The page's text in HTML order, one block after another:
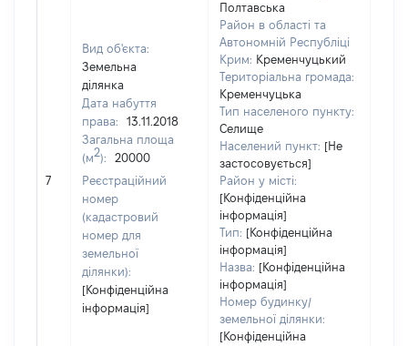
7
Вид об'єкта:
Земельна
ділянка
Дата набуття
права:
13.11.2018
Загальна площа
(м2):
20000
Реєстраційний
номер
(кадастровий
номер для
земельної
ділянки):
[Конфіденційна
інформація]
Полтавська
Район в області та
Автономній Республіці
Крим: Кременчуцький
Територіальна громада:
Кременчуцька
Тип населеного пункту:
Селище
Населений пункт: [Не
застосовується]
Район у місті:
[Конфіденційна
інформація]
Тип: [Конфіденційна
інформація]
Назва: [Конфіденційна
інформація]
Номер будинку/
земельної ділянки:
[Конфіденційна